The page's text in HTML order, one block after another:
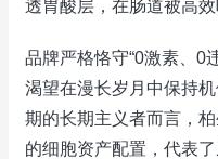
透胃酸层，在肠道被高
品牌严格恪守“0激素、0
渴望在漫长岁月中保持
期的长期主义者而言，
的细胞资产配置，代表